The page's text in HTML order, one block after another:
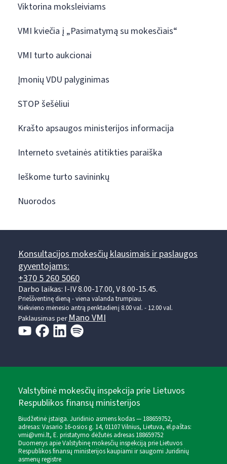
Viktorina moksleiviams
VMI kviečia į „Pasimatymą su mokesčiais“
VMI turto aukcionai
Įmonių VDU palyginimas
STOP šešėliui
Krašto apsaugos ministerijos informacija
Interneto svetainės atitikties paraiška
Ieškome turto savininkų
Nuorodos
Konsultacijos mokesčių klausimais ir paslaugos
gyventojams:
+370 5 260 5060
Darbo laikas: I-IV 8.00-17.00, V 8.00-15.45.
Prieššventinę dieną - viena valanda trumpiau.
Kiekvieno mėnesio antrą penktadienį 8.00 val. - 12.00 val.
Paklausimas perMano VMI
Valstybinė mokesčių inspekcija prie Lietuvos
Respublikos finansų ministerijos
Biudžetinė įstaiga. Juridinio asmens kodas — 188659752,
adresas: Vasario 16-osios g. 14, 01107 Vilnius, Lietuva, el.paštas:
vmi@vmi.lt, E. pristatymo dėžutės adresas 188659752
Duomenys apie Valstybinę mokesčių inspekciją prie Lietuvos
Respublikos finansų ministerijos kaupiami ir saugomi Juridinių
asmenų registre